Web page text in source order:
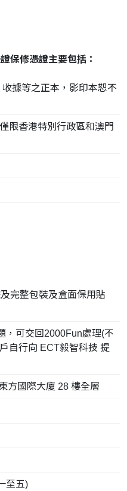
保修憑證主要包括：
收據等之正本，影印本恕不
限香港特別行政區和澳門
完整包裝及盒面保用貼
，可交回2000Fun處理(不
自行向 ECT毅智科技 提
方國際大廈 28 樓全層
至五)